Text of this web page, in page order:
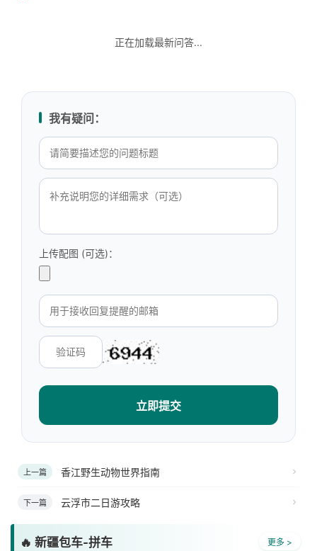
正在加载最新问答...
我有疑问：
上传配图 (可选)：
立即提交
上一篇 香江野生动物世界指南
下一篇 云浮市二日游攻略
🔥 新疆包车-拼车 更多 >